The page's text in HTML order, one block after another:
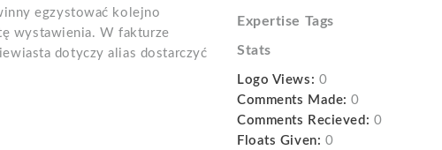
egzystować kolejno
wystawienia. W fakturze
dotyczy alias dostarczyć
Expertise Tags
Stats
Logo Views: 0
Comments Made: 0
Comments Recieved: 0
Floats Given: 0